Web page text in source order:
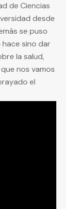
de Ciencias
desde
se puso
hace sino dar
la salud,
nos vamos
el